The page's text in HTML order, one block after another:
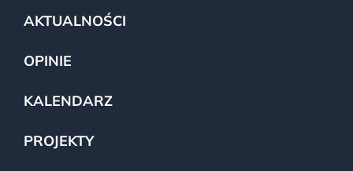
AKTUALNOŚCI
OPINIE
KALENDARZ
PROJEKTY